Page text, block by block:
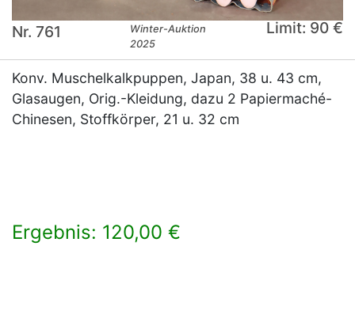
Nr. 761
Winter-Auktion
2025
Limit: 90 €
Konv. Muschelkalkpuppen, Japan, 38 u. 43 cm,
Glasaugen, Orig.-Kleidung, dazu 2 Papiermaché-
Chinesen, Stoffkörper, 21 u. 32 cm
Ergebnis: 120,00 €